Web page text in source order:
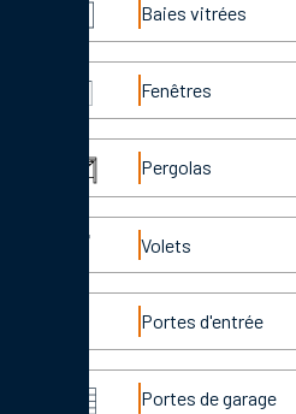
Baies vitrées
Fenêtres
Pergolas
Volets
Portes d'entrée
Portes de garage